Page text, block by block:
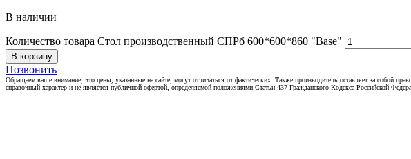
В наличии
Количество товара Стол производственный СПРб 600*600*860 "Base"
В корзину
Позвонить
Обращаем ваше внимание, что цены, указанные на сайте, могут отличаться от фактических. Также производитель оставляет за собой
справочный характер и не является публичной офертой, определяемой положениями Статьи 437 Гражданского Кодекса Российской